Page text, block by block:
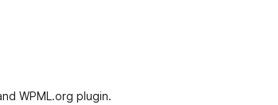
WPML.org plugin.